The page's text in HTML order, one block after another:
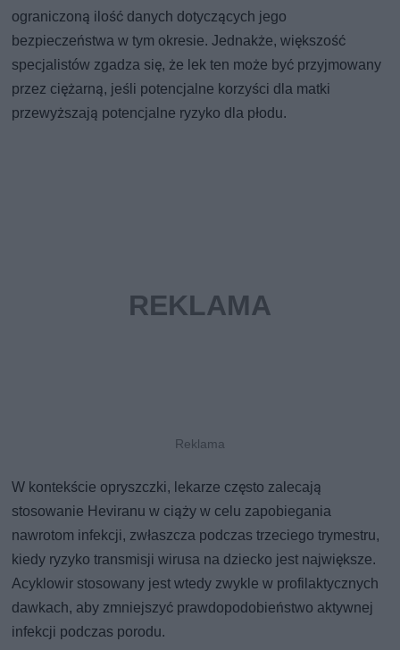
ograniczoną ilość danych dotyczących jego
bezpieczeństwa w tym okresie. Jednakże, większość
specjalistów zgadza się, że lek ten może być przyjmowany
przez ciężarną, jeśli potencjalne korzyści dla matki
przewyższają potencjalne ryzyko dla płodu.
W kontekście opryszczki, lekarze często zalecają
stosowanie Heviranu w ciąży w celu zapobiegania
nawrotom infekcji, zwłaszcza podczas trzeciego trymestru,
kiedy ryzyko transmisji wirusa na dziecko jest największe.
Acyklowir stosowany jest wtedy zwykle w profilaktycznych
dawkach, aby zmniejszyć prawdopodobieństwo aktywnej
infekcji podczas porodu.